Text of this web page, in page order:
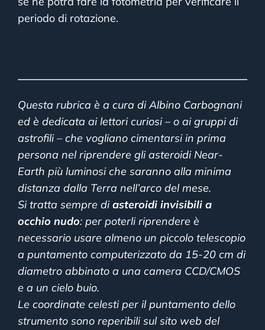
periodo di rotazione.
Questa rubrica è a cura di Albino Carbognani
ed è dedicata ai lettori curiosi – o ai gruppi di
astrofili – che vogliano cimentarsi in prima
persona nel riprendere gli asteroidi Near-
Earth più luminosi che saranno alla minima
distanza dalla Terra nell’arco del mese.
Si tratta sempre diasteroidi invisibili a
occhio nudo: per poterli riprendere è
necessario usare almeno un piccolo telescopio
a puntamento computerizzato da 15-20 cm di
diametro abbinato a una camera CCD/CMOS
e a un cielo buio.
Le coordinate celesti per il puntamento dello
strumento sono reperibili sul sito web del